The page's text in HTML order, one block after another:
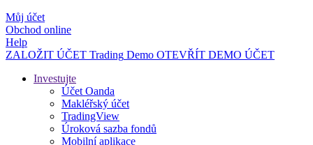
Můj účet
Obchod online
Help
ZALOŽIT ÚČET Trading Demo OTEVŘÍT DEMO ÚČET
Investujte
Účet Oanda
Makléřský účet
TradingView
Úroková sazba fondů
Mobilní aplikace